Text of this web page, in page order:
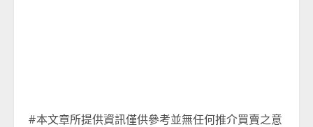
#本文章所提供資訊僅供參考並無任何推介買賣之意